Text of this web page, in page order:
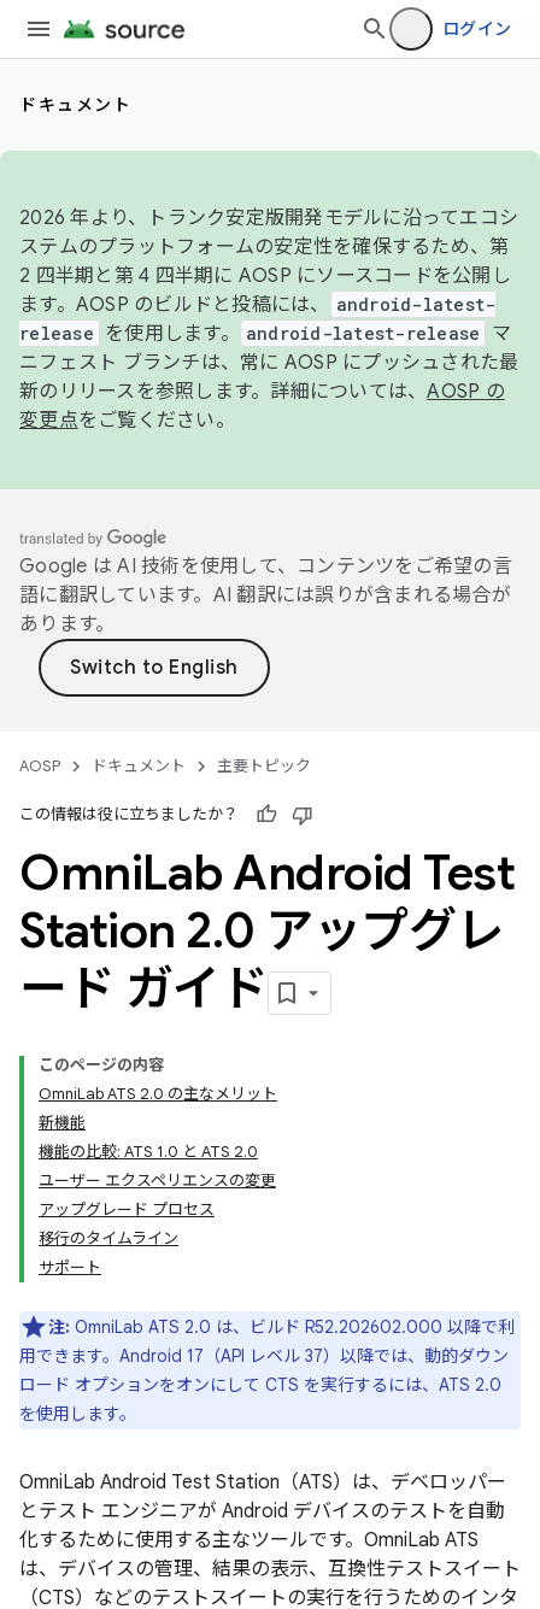
ログイン
ドキュメント
2026 年より、トランク安定版開発モデルに沿ってエコシ
ステムのプラットフォームの安定性を確保するため、第
2 四半期と第 4 四半期に AOSP にソースコードを公開し
ます。AOSP のビルドと投稿には、
android-latest-
release
を使用します。 android-latest-release
マ
ニフェスト ブランチは、常に AOSP にプッシュされた最
新のリリースを参照します。詳細については、AOSP の
変更点をご覧ください。
Google は AI 技術を使用して、コンテンツをご希望の言
語に翻訳しています。AI 翻訳には誤りが含まれる場合が
あります。
AOSP ドキュメント 主要トピック
この情報は役に立ちましたか？
OmniLab Android Test
Station 2.0 アップグレ
ード ガイド
このページの内容
OmniLab ATS 2.0 の主なメリット
新機能
機能の比較: ATS 1.0 と ATS 2.0
ユーザー エクスペリエンスの変更
アップグレード プロセス
移行のタイムライン
サポート
注: OmniLab ATS 2.0 は、ビルド R52.202602.000 以降で利
用できます。Android 17（API レベル 37）以降では、動的ダウン
ロード オプションをオンにして CTS を実行するには、ATS 2.0
を使用します。
OmniLab Android Test Station（ATS）は、デベロッパー
とテスト エンジニアが Android デバイスのテストを自動
化するために使用する主なツールです。OmniLab ATS
は、デバイスの管理、結果の表示、互換性テストスイート
（CTS）などのテストスイートの実行を行うためのインタ